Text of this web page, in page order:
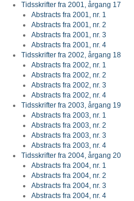
Tidsskrifter fra 2001, årgang 17
Abstracts fra 2001, nr. 1
Abstracts fra 2001, nr. 2
Abstracts fra 2001, nr. 3
Abstracts fra 2001, nr. 4
Tidsskrifter fra 2002, årgang 18
Abstracts fra 2002, nr. 1
Abstracts fra 2002, nr. 2
Abstracts fra 2002, nr. 3
Abstracts fra 2002, nr. 4
Tidsskrifter fra 2003, årgang 19
Abstracts fra 2003, nr. 1
Abstracts fra 2003, nr. 2
Abstracts fra 2003, nr. 3
Abstracts fra 2003, nr. 4
Tidsskrifter fra 2004, årgang 20
Abstracts fra 2004, nr. 1
Abstracts fra 2004, nr. 2
Abstracts fra 2004, nr. 3
Abstracts fra 2004, nr. 4